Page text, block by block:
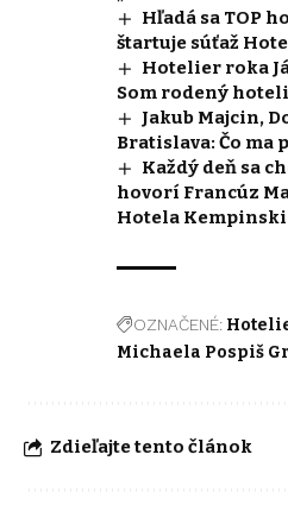
Hľadá sa TOP
štartuje súťaž
Hotelier roka
Som rodený
Jakub Majcin,
Bratislava: Čo ma
Každý deň sa
hovorí Francúz
Hotela Kempinski
OZNAČENÉ:
Michaela Pospiš
Zdieľajte tento článok